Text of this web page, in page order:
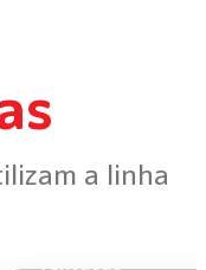
a linha
Tentação